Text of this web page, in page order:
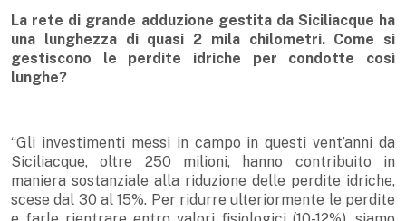
La rete di grande adduzione gestita da Siciliacque ha
una lunghezza di quasi 2 mila chilometri. Come si
gestiscono le perdite idriche per condotte così
lunghe?
“Gli investimenti messi in campo in questi vent’anni da
Siciliacque, oltre 250 milioni, hanno contribuito in
maniera sostanziale alla riduzione delle perdite idriche,
scese dal 30 al 15%. Per ridurre ulteriormente le perdite